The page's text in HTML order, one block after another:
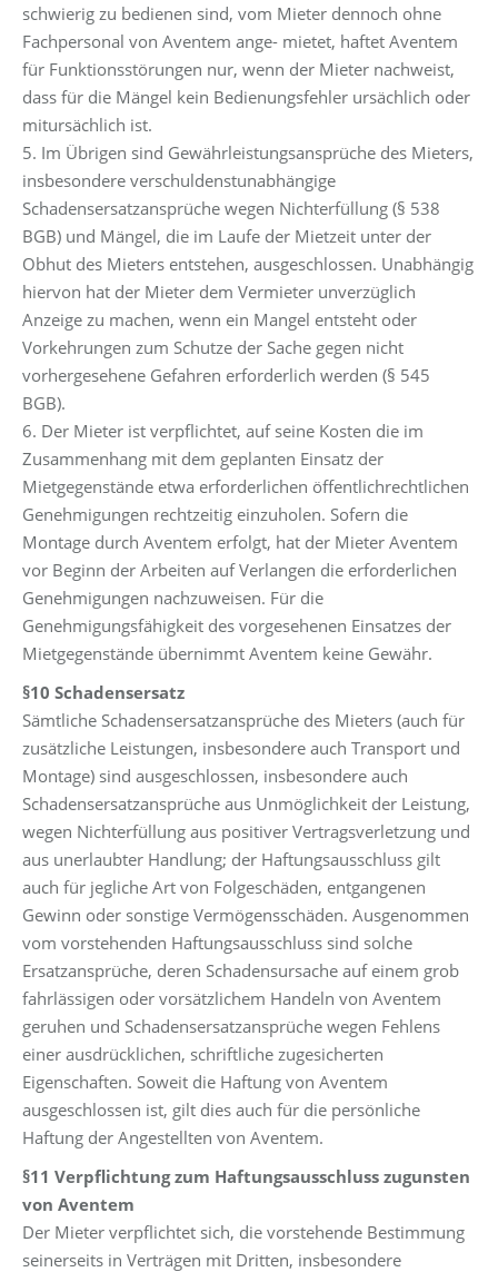
schwierig zu bedienen sind, vom Mieter dennoch ohne
Fachpersonal von Aventem ange- mietet, haftet Aventem
für Funktionsstörungen nur, wenn der Mieter nachweist,
dass für die Mängel kein Bedienungsfehler ursächlich oder
mitursächlich ist.
5. Im Übrigen sind Gewährleistungsansprüche des Mieters,
insbesondere verschuldenstunabhängige
Schadensersatzansprüche wegen Nichterfüllung (§ 538
BGB) und Mängel, die im Laufe der Mietzeit unter der
Obhut des Mieters entstehen, ausgeschlossen. Unabhängig
hiervon hat der Mieter dem Vermieter unverzüglich
Anzeige zu machen, wenn ein Mangel entsteht oder
Vorkehrungen zum Schutze der Sache gegen nicht
vorhergesehene Gefahren erforderlich werden (§ 545
BGB).
6. Der Mieter ist verpflichtet, auf seine Kosten die im
Zusammenhang mit dem geplanten Einsatz der
Mietgegenstände etwa erforderlichen öffentlichrechtlichen
Genehmigungen rechtzeitig einzuholen. Sofern die
Montage durch Aventem erfolgt, hat der Mieter Aventem
vor Beginn der Arbeiten auf Verlangen die erforderlichen
Genehmigungen nachzuweisen. Für die
Genehmigungsfähigkeit des vorgesehenen Einsatzes der
Mietgegenstände übernimmt Aventem keine Gewähr.
§10 Schadensersatz
Sämtliche Schadensersatzansprüche des Mieters (auch für
zusätzliche Leistungen, insbesondere auch Transport und
Montage) sind ausgeschlossen, insbesondere auch
Schadensersatzansprüche aus Unmöglichkeit der Leistung,
wegen Nichterfüllung aus positiver Vertragsverletzung und
aus unerlaubter Handlung; der Haftungsausschluss gilt
auch für jegliche Art von Folgeschäden, entgangenen
Gewinn oder sonstige Vermögensschäden. Ausgenommen
vom vorstehenden Haftungsausschluss sind solche
Ersatzansprüche, deren Schadensursache auf einem grob
fahrlässigen oder vorsätzlichem Handeln von Aventem
geruhen und Schadensersatzansprüche wegen Fehlens
einer ausdrücklichen, schriftliche zugesicherten
Eigenschaften. Soweit die Haftung von Aventem
ausgeschlossen ist, gilt dies auch für die persönliche
Haftung der Angestellten von Aventem.
§11 Verpflichtung zum Haftungsausschluss zugunsten
von Aventem
Der Mieter verpflichtet sich, die vorstehende Bestimmung
seinerseits in Verträgen mit Dritten, insbesondere